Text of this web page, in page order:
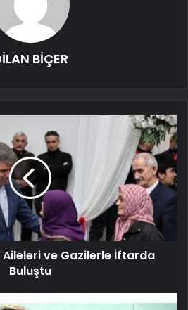
BİÇER
Aileleri ve Gazilerle İftarda
Buluştu